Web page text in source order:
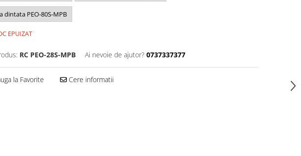
dintata PEO-80S-MPB
EPUIZAT
RC PEO-28S-MPB Ai nevoie de ajutor? 0737337377
la Favorite Cere informatii